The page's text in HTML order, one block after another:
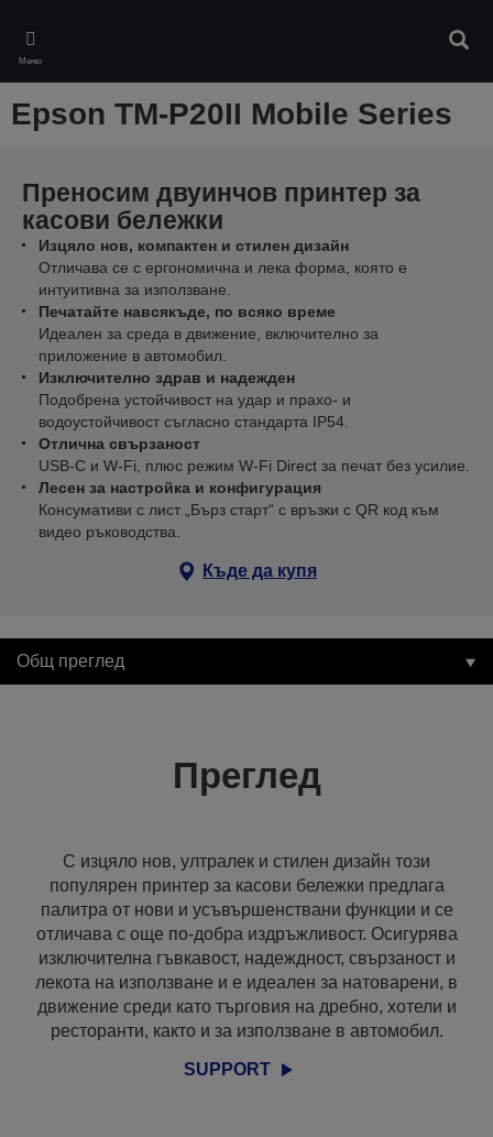
main
content
Меню
Epson TM-P20II Mobile Series
Преносим двуинчов принтер за
касови бележки
Изцяло нов, компактен и стилен дизайн
Отличава се с ергономична и лека форма, която е
интуитивна за използване.
Печатайте навсякъде, по всяко време
Идеален за среда в движение, включително за
приложение в автомобил.
Изключително здрав и надежден
Подобрена устойчивост на удар и прахо- и
водоустойчивост съгласно стандарта IP54.
Отлична свързаност
USB-C и W-Fi, плюс режим W-Fi Direct за печат без усилие.
Лесен за настройка и конфигурация
Консумативи с лист „Бърз старт“ с връзки с QR код към
видео ръководства.
Къде да купя
Общ преглед
Преглед
С изцяло нов, ултралек и стилен дизайн този
популярен принтер за касови бележки предлага
палитра от нови и усъвършенствани функции и се
отличава с още по-добра издръжливост. Осигурява
изключителна гъвкавост, надеждност, свързаност и
лекота на използване и е идеален за натоварени, в
движение среди като търговия на дребно, хотели и
ресторанти, както и за използване в автомобил.
SUPPORT